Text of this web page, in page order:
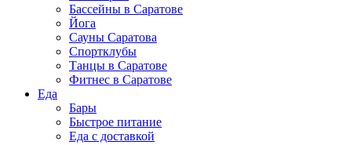
Бассейны в Саратове
Йога
Сауны Саратова
Спортклубы
Танцы в Саратове
Фитнес в Саратове
Еда
Бары
Быстрое питание
Еда с доставкой